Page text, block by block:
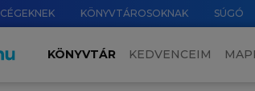
CÉGEKNEK KÖNYVTÁROSOKNAK SÚGÓ
KÖNYVTÁR KEDVENCEIM